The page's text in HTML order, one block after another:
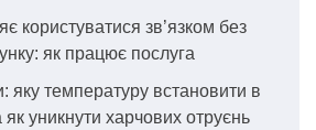
користуватися зв’язком без
як працює послуга
яку температуру встановити в
уникнути харчових отруєнь